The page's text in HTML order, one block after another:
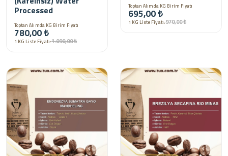
Processed
Toptan Alımda KG Birim Fiyatı
780,00 ₺
1 KG Liste Fiyatı:1.090,00 ₺
Toptan Alımda KG Birim Fiyatı
695,00 ₺
1 KG Liste Fiyatı:970,00 ₺